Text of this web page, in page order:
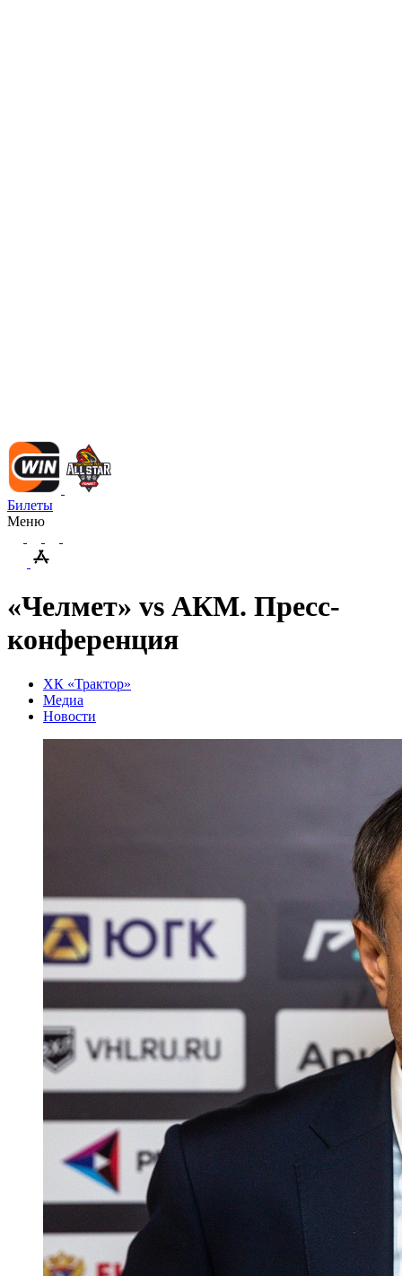
Билеты
Меню
«Челмет» vs АКМ. Пресс-
конференция
ХК «Трактор»
Медиа
Новости